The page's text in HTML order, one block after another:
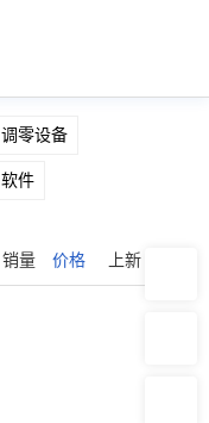
调零设备
软件
销量 价格 上新